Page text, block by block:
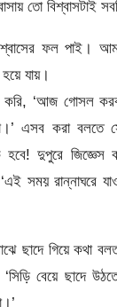
তো বিশ্বাসটাই
ফল পাই।
যায়।
করি, ‘আজ গোসল
এসব করা বলতে
দুপুরে জিজ্ঞেস
সময় রান্নাঘরে
ছাদে গিয়ে কথা
বেয়ে ছাদে